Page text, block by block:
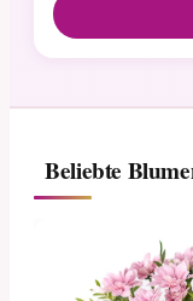
Beliebte